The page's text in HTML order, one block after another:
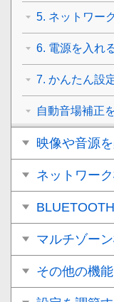
5. ネットワー
6. 電源を入れ
7. かんたん設
自動音場補正
映像や音源
ネットワー
マルチゾー
その他の機